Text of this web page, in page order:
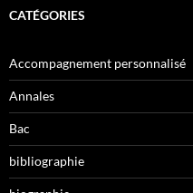
CATÉGORIES
Accompagnement personnalisé
Annales
Bac
bibliographie